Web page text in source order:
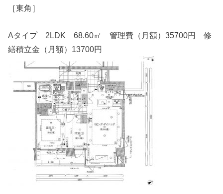
［東角］
Aタイプ 2LDK 68.60㎡ 管理費（月額）35700円 修
繕積立金（月額）13700円